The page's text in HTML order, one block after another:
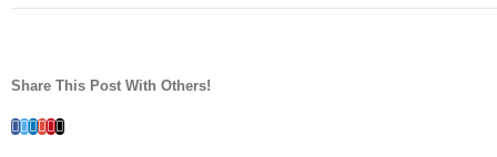
Share This Post With Others!
Facebook
Twitter
LinkedIn
Whatsapp
Google+
Pinterest
Email